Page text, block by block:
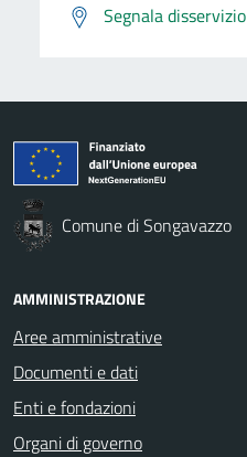
Segnala disservizio
Comune di Songavazzo
AMMINISTRAZIONE
Aree amministrative
Documenti e dati
Enti e fondazioni
Organi di governo